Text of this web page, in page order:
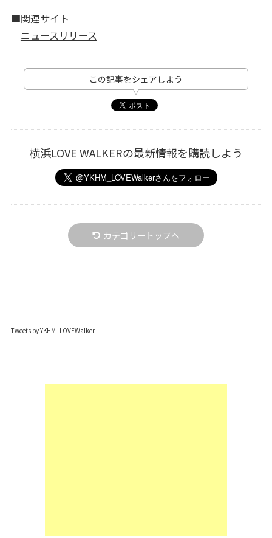
■関連サイト
ニュースリリース
この記事をシェアしよう
横浜LOVE WALKERの最新情報を購読しよう
カテゴリートップへ
Tweets by YKHM_LOVEWalker